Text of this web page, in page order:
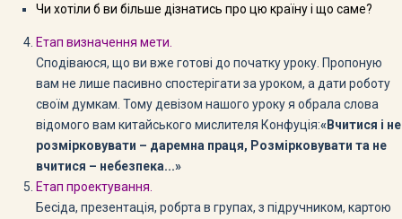
Чи хотіли б ви більше дізнатись про цю країну і що саме?
Етап визначення мети.
Сподіваюся, що ви вже готові до початку уроку. Пропоную
вам не лише пасивно спостерігати за уроком, а дати роботу
своїм думкам. Тому девізом нашого уроку я обрала слова
відомого вам китайського мислителя Конфуція:«Вчитися і не
розмірковувати – даремна праця, Розмірковувати та не
вчитися – небезпека...»
Етап проектування.
Бесіда, презентація, робрта в групах, з підручником, картою